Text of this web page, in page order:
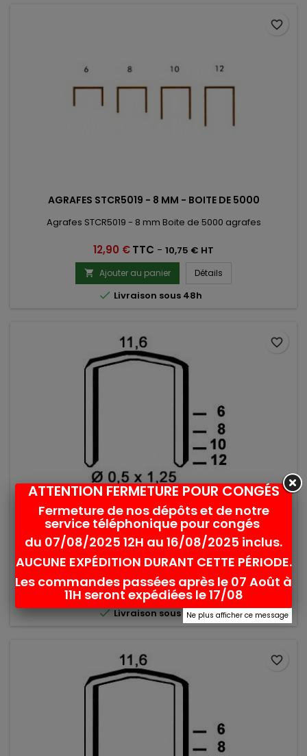
AGRAFES STCR5019 - 8 MM - BOITE DE 5000
Agrafes STCR5019 - 8 mm Boite de 5000 agrafes
Prix
12,90 €TTC - 10,75 € HT
 Ajouter au panier Détails
 Livraison sous 48h
favorite_border
AGRAFES STCR5019 - 10 MM - BOITE DE 5000
Agrafes STCR5019 - 10 mm Boite de 5000 agrafes
Prix
13,20 €TTC-11,00 € HT
 Ajouter au panier Détails
 Livraison sous 48h
favorite_border
favorite_border
ATTENTION FERMETURE POUR CONGÉS
Fermeture de nos dépôts et de notre
service téléphonique pour congés
du 07/08/2025 12H au 16/08/2025 inclus.
AUCUNE EXPÉDITION DURANT CETTE PÉRIODE.
Les commandes passées après le 07 Août à
11H seront expédiées le 17/08
Ne plus afficher ce message